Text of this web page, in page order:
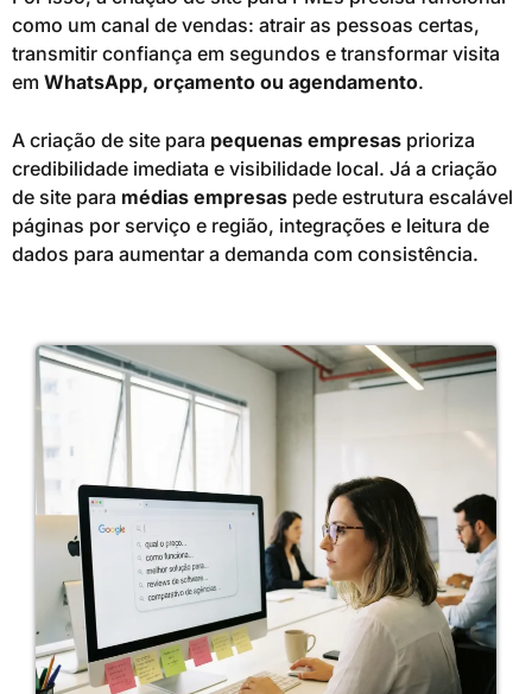
como um canal de vendas: atrair as pessoas certas,
transmitir confiança em segundos e transformar visita
em WhatsApp, orçamento ou agendamento.
A criação de site para pequenas empresas prioriza
credibilidade imediata e visibilidade local. Já a criação
de site para médias empresas pede estrutura escalável
páginas por serviço e região, integrações e leitura de
dados para aumentar a demanda com consistência.